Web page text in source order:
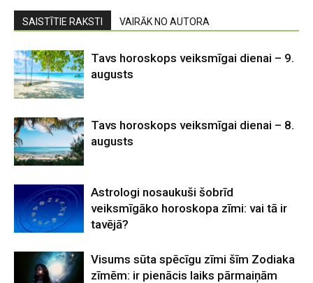
SAISTĪTIE RAKSTI VAIRĀK NO AUTORA
Tavs horoskops veiksmīgai dienai – 9.
augusts
Tavs horoskops veiksmīgai dienai – 8.
augusts
Astrologi nosaukuši šobrīd
veiksmīgāko horoskopa zīmi: vai tā ir
tavējā?
Visums sūta spēcīgu zīmi šīm Zodiaka
zīmēm: ir pienācis laiks pārmaiņām